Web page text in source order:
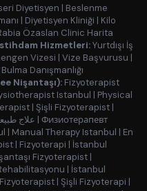
Diyetisyen | Beslenme
| Diyetisyen Kliniği | Kilo
Özaslan Clinic Harita
İstihdam Hizmetleri:Yurtdışı İş
Vizesi | Vize Başvurusu |
Danışmanlığı
Nişantaşı): Fizyoterapist
Istanbul | Physical
| Şişli Fizyoterapist |
علاج | Физиотерапевт
| Manual Therapy Istanbul | En
| Fizyoterapi | İstanbul
Fizyoterapist |
| İstanbul
| Şişli Fizyoterapi |